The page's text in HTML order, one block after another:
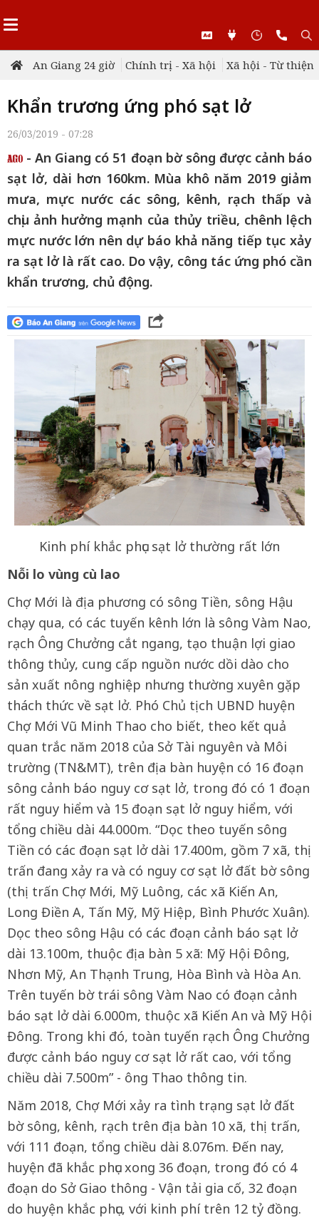
An Giang 24 giờ Chính trị - Xã hội Xã hội - Từ thiện
Khẩn trương ứng phó sạt lở
26/03/2019 - 07:28
- An Giang có 51 đoạn bờ sông được cảnh báo
sạt lở, dài hơn 160km. Mùa khô năm 2019 giảm
mưa, mực nước các sông, kênh, rạch thấp và
chịu ảnh hưởng mạnh của thủy triều, chênh lệch
mực nước lớn nên dự báo khả năng tiếp tục xảy
ra sạt lở là rất cao. Do vậy, công tác ứng phó cần
khẩn trương, chủ động.
Kinh phí khắc phục sạt lở thường rất lớn
Nỗi lo vùng cù lao
Chợ Mới là địa phương có sông Tiền, sông Hậu
chạy qua, có các tuyến kênh lớn là sông Vàm Nao,
rạch Ông Chưởng cắt ngang, tạo thuận lợi giao
thông thủy, cung cấp nguồn nước dồi dào cho
sản xuất nông nghiệp nhưng thường xuyên gặp
thách thức về sạt lở. Phó Chủ tịch UBND huyện
Chợ Mới Vũ Minh Thao cho biết, theo kết quả
quan trắc năm 2018 của Sở Tài nguyên và Môi
trường (TN&MT), trên địa bàn huyện có 16 đoạn
sông cảnh báo nguy cơ sạt lở, trong đó có 1 đoạn
rất nguy hiểm và 15 đoạn sạt lở nguy hiểm, với
tổng chiều dài 44.000m. “Dọc theo tuyến sông
Tiền có các đoạn sạt lở dài 17.400m, gồm 7 xã, thị
trấn đang xảy ra và có nguy cơ sạt lở đất bờ sông
(thị trấn Chợ Mới, Mỹ Luông, các xã Kiến An,
Long Điền A, Tấn Mỹ, Mỹ Hiệp, Bình Phước Xuân).
Dọc theo sông Hậu có các đoạn cảnh báo sạt lở
dài 13.100m, thuộc địa bàn 5 xã: Mỹ Hội Đông,
Nhơn Mỹ, An Thạnh Trung, Hòa Bình và Hòa An.
Trên tuyến bờ trái sông Vàm Nao có đoạn cảnh
báo sạt lở dài 6.000m, thuộc xã Kiến An và Mỹ Hội
Đông. Trong khi đó, toàn tuyến rạch Ông Chưởng
được cảnh báo nguy cơ sạt lở rất cao, với tổng
chiều dài 7.500m” - ông Thao thông tin.
Năm 2018, Chợ Mới xảy ra tình trạng sạt lở đất
bờ sông, kênh, rạch trên địa bàn 10 xã, thị trấn,
với 111 đoạn, tổng chiều dài 8.076m. Đến nay,
huyện đã khắc phục xong 36 đoạn, trong đó có 4
đoạn do Sở Giao thông - Vận tải gia cố, 32 đoạn
do huyện khắc phục, với kinh phí trên 12 tỷ đồng.